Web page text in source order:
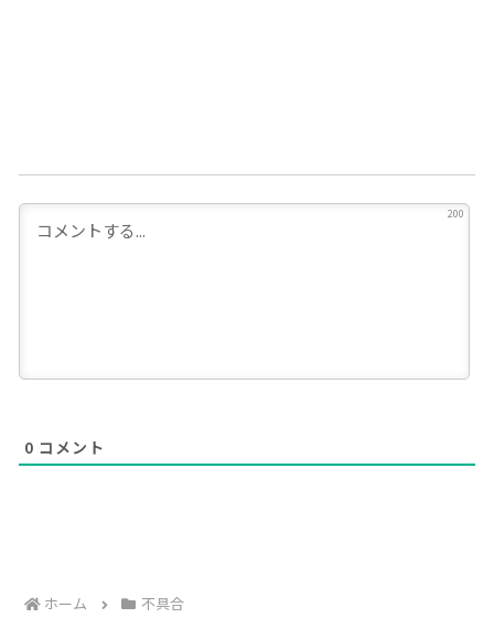
200
0 コメント
ホーム 不具合